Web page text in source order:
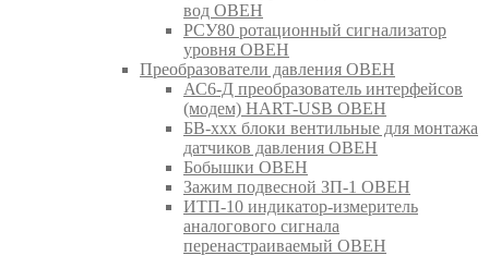
вод ОВЕН
РСУ80 ротационный сигнализатор
уровня ОВЕН
Преобразователи давления ОВЕН
АС6-Д преобразователь интерфейсов
(модем) HART-USB ОВЕН
БВ-ххх блоки вентильные для монтажа
датчиков давления ОВЕН
Бобышки ОВЕН
Зажим подвесной ЗП-1 ОВЕН
ИТП-10 индикатор-измеритель
аналогового сигнала
перенастраиваемый ОВЕН